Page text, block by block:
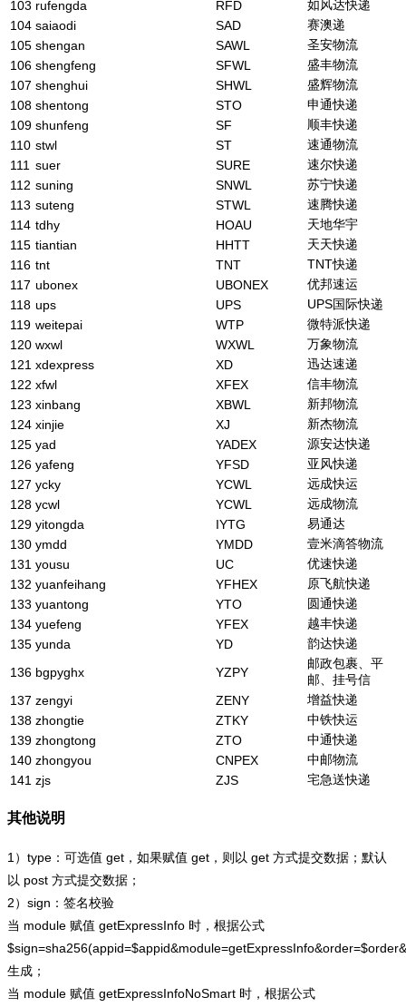
103 rufengda RFD
如风达快递
104 saiaodi SAD
赛澳递
105 shengan SAWL
圣安物流
106 shengfeng SFWL
盛丰物流
107 shenghui SHWL
盛辉物流
108 shentong STO
申通快递
109 shunfeng SF
顺丰快递
110 stwl ST
速通物流
111 suer SURE
速尔快递
112 suning SNWL
苏宁快递
113 suteng STWL
速腾快递
114 tdhy HOAU
天地华宇
115 tiantian HHTT
天天快递
116 tnt TNT
TNT快递
117 ubonex UBONEX
优邦速运
118 ups UPS
UPS国际快递
119 weitepai WTP
微特派快递
120 wxwl WXWL
万象物流
121 xdexpress XD
迅达速递
122 xfwl XFEX
信丰物流
123 xinbang XBWL
新邦物流
124 xinjie XJ
新杰物流
125 yad YADEX
源安达快递
126 yafeng YFSD
亚风快递
127 ycky YCWL
远成快运
128 ycwl YCWL
远成物流
129 yitongda IYTG
易通达
130 ymdd YMDD
壹米滴答物流
131 yousu UC
优速快递
132 yuanfeihang YFHEX
原飞航快递
133 yuantong YTO
圆通快递
134 yuefeng YFEX
越丰快递
135 yunda YD
韵达快递
136 bgpyghx YZPY
邮政包裹、平
邮、挂号信
137 zengyi ZENY
增益快递
138 zhongtie ZTKY
中铁快运
139 zhongtong ZTO
中通快递
140 zhongyou CNPEX
中邮物流
141 zjs ZJS 宅急送快递
其他说明
1）type：可选值 get，如果赋值 get，则以 get 方式提交数据；默认
以 post 方式提交数据；
2）sign：签名校验
当 module 赋值 getExpressInfo 时，根据公式
生成；
当 module 赋值 getExpressInfoNoSmart 时，根据公式